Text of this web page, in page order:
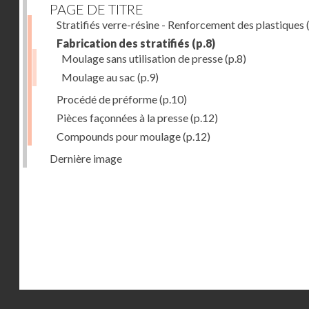
PAGE DE TITRE
Stratifiés verre-résine - Renforcement des plastiques
Fabrication des stratifiés (p.8)
Moulage sans utilisation de presse(p.8)
Moulage au sac (p.9)
Procédé de préforme(p.10)
Pièces façonnées à la presse(p.12)
Compounds pour moulage(p.12)
Dernière image